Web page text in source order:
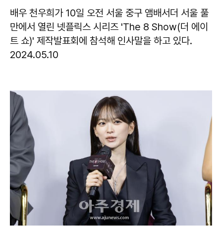
배우 천우희가 10일 오전 서울 중구 앰배서더 서울 풀
만에서 열린 넷플릭스 시리즈 'The 8 Show(더 에이
트 쇼)' 제작발표회에 참석해 인사말을 하고 있다.
2024.05.10